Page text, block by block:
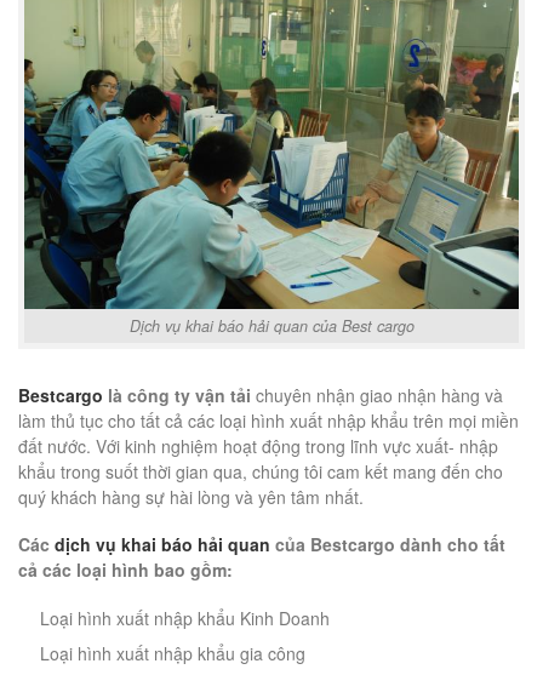
Dịch vụ khai báo hải quan của Best cargo
Bestcargo là công ty vận tải chuyên nhận giao nhận hàng và
làm thủ tục cho tất cả các loại hình xuất nhập khẩu trên mọi miền
đất nước. Với kinh nghiệm hoạt động trong lĩnh vực xuất- nhập
khẩu trong suốt thời gian qua, chúng tôi cam kết mang đến cho
quý khách hàng sự hài lòng và yên tâm nhất.
Các dịch vụ khai báo hải quan của Bestcargo dành cho tất
cả các loại hình bao gồm:
Loại hình xuất nhập khẩu Kinh Doanh
Loại hình xuất nhập khẩu gia công